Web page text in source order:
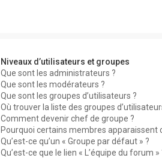
Niveaux d’utilisateurs et groupes
Que sont les administrateurs ?
Que sont les modérateurs ?
Que sont les groupes d’utilisateurs ?
Où trouver la liste des groupes
Comment devenir chef de groupe ?
Pourquoi certains membres apparaissent
Qu’est-ce qu’un « Groupe par défaut » ?
Qu’est-ce que le lien « L’équipe du forum »